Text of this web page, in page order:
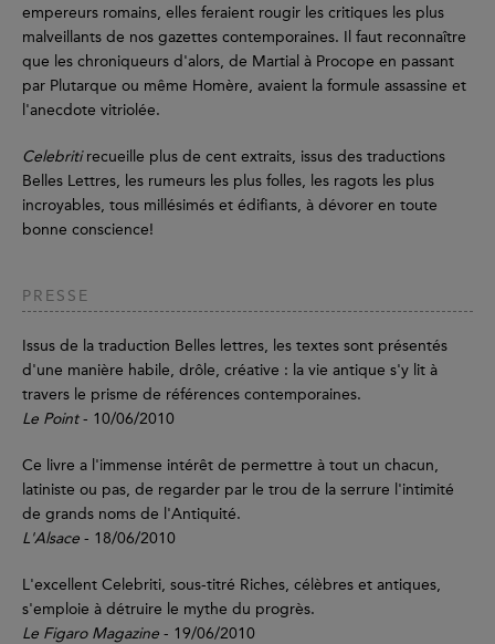
empereurs romains, elles feraient rougir les critiques les plus
malveillants de nos gazettes contemporaines. Il faut reconnaître
que les chroniqueurs d'alors, de Martial à Procope en passant
par Plutarque ou même Homère, avaient la formule assassine et
l'anecdote vitriolée.
Celebritirecueille plus de cent extraits, issus des traductions
Belles Lettres, les rumeurs les plus folles, les ragots les plus
incroyables, tous millésimés et édifiants, à dévorer en toute
bonne conscience!
PRESSE
Issus de la traduction Belles lettres, les textes sont présentés
d'une manière habile, drôle, créative : la vie antique s'y lit à
travers le prisme de références contemporaines.
Le Point- 10/06/2010
Ce livre a l'immense intérêt de permettre à tout un chacun,
latiniste ou pas, de regarder par le trou de la serrure l'intimité
de grands noms de l'Antiquité.
L'Alsace - 18/06/2010
L'excellent Celebriti, sous-titré Riches, célèbres et antiques,
s'emploie à détruire le mythe du progrès.
Le Figaro Magazine - 19/06/2010